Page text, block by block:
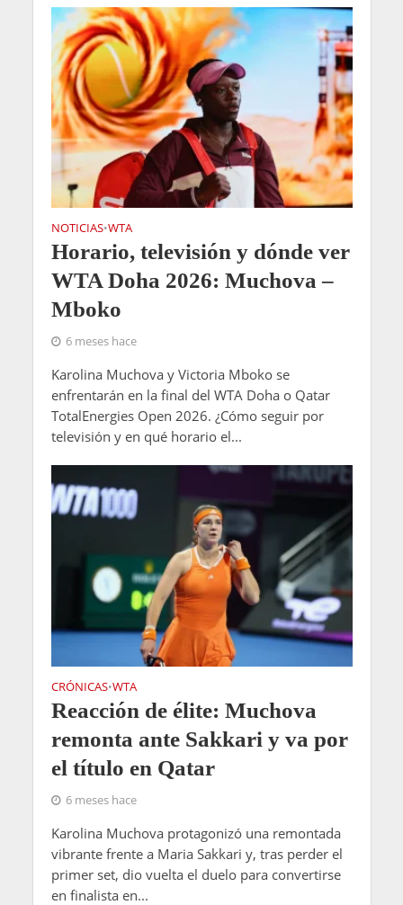
NOTICIAS•WTA
Horario, televisión y dónde ver
WTA Doha 2026: Muchova –
Mboko
6 meses hace
Karolina Muchova y Victoria Mboko se
enfrentarán en la final del WTA Doha o Qatar
TotalEnergies Open 2026. ¿Cómo seguir por
televisión y en qué horario el...
CRÓNICAS•WTA
Reacción de élite: Muchova
remonta ante Sakkari y va por
el título en Qatar
6 meses hace
Karolina Muchova protagonizó una remontada
vibrante frente a Maria Sakkari y, tras perder el
primer set, dio vuelta el duelo para convertirse
en finalista en...